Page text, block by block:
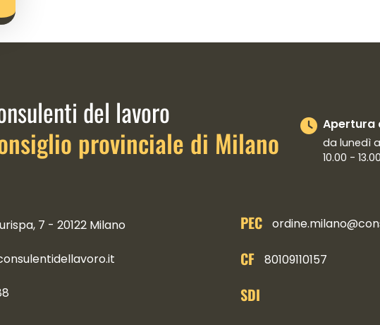
istituzionali
del lavoro
provinciale di Milano
Apertura
da lunedì
10.00 -
7 - 20122 Milano PEC
CF 80109110157
SDI